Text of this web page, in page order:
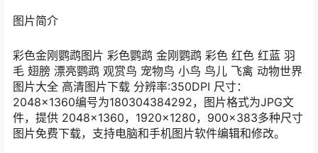
图片简介
彩色金刚鹦鹉图片 彩色鹦鹉 金刚鹦鹉 彩色 红色 红蓝 羽
毛 翅膀 漂亮鹦鹉 观赏鸟 宠物鸟 小鸟 鸟儿 飞禽 动物世界
图片大全 高清图片下载 分辨率:350DPI 尺寸：
2048×1360编号为180304384292，图片格式为JPG文
件，提供 2048×1360，1920×1280，900×383多种尺寸
图片免费下载，支持电脑和手机图片软件编辑和修改。